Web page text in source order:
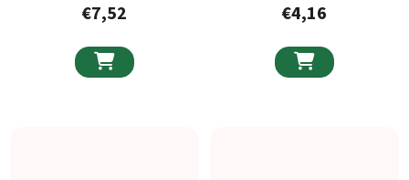
€7,52

€4,16
